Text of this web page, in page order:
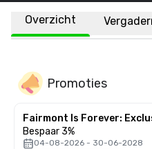
Overzicht
Promoties
Fairmont Is Forever:
Bespaar 3%
04-08-2026 - 30-06-2028